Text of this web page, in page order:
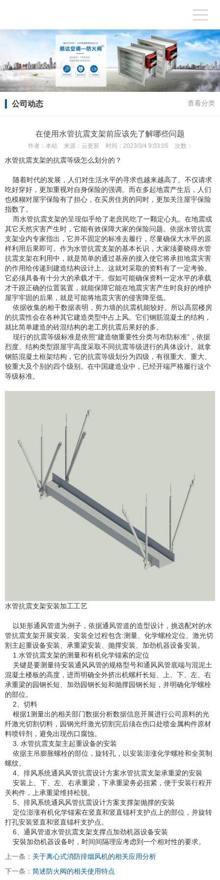
公司动态 查看分类
在使用水管抗震支架前应该先了解哪些问题
作者： 本站 来源： 云更新 时间： 2023/3/4 9:03:05 次数：
水管抗震支架的抗震等级怎么划分的？
随着时代的发展，人们对生活水平的寻求也越来越高了。不仅请求
吃好穿好，更加重视对自身保险的强调。而在多起地震产生后，人们
也模糊对屋宇保险有了担心，在买房住房的同时，更加关注屋宇保险
指数了。
而水管抗震支架的呈现似乎给了老庶民吃了一颗定心丸。在地震或
其它天然灾害产生时，它能有效保障大家的保险问题。依据水管抗震
支架业内专家指出，它并不固定的标准去履行，尽量确保大水平的原
样利用后果即可。作为水管抗震支架的基本长识，大家须要晓得水管
抗震支架在利用中，就是简单的通过基座的接入使它将承担地震灾害
的作用给传递到建造结构设计上。这就对采取的资料有了一定考验。
它必须具备有十分大的承载才干。假如可能确保资料一定水平的承载
才干跟正确的位置装置，就能保障它能在地震灾害产生时良好的维护
屋宇牢固的后果，就是可能将地震灾害的侵害降至低。
依据收集的相干数据表明，剪力墙的抗震机能较好。所以高层楼房
的抗震性会在各种其它建造类型中占上风。它们钢筋混凝土的结构，
就比简单建造的砖混结构的老工房抗震后果好的多。
现行的抗震等级标准是依照“建造物重要性分类与布防标准”，依据
烈度、结构类型跟屋宇高度采取不同抗震等级进行的具体设计。就拿
钢筋混凝土框架结构，它的抗震等级划分为四级，有很重大、重大、
较重大及个别的四个级别。在中国建造业中，已经开端严格履行这个
等级标准。
水管抗震支架安装加工工艺
以矩形通风管道为例子，依据通风管道的造型设计，挑选配对的水
管抗震支架开展安装。安装全过程包含:测量、化学螺栓定位、激光切
割主起重设备安装、承重梁安装、抛撑安装、加劲机器设备安装。
1.水管抗震支架的测量和有机化学锚索的定位
关键是要测量待安装通风风管的规格型号和通风风管底端与混泥土
混凝土楼板的高度，进而明确全外挤出机螺杆长短、上、下、左、右
承重梁的园钢长短、加劲园钢长短和抛撑园钢长短，并明确化学螺栓
的部位。
2、切料
根据1测量出的相关部门数据分析数据信息开展进行公司原料的光
纤激光切割切料，园钢光纤激光切割完后须在伤口处喷金属构件原材
料喷锌剂，避免出现伤口腐蚀。
3. 水管抗震支架主起重设备的安装
依据主吊膨胀螺栓的部位，旋转孔，以安装澎涨化学螺栓和全英制
螺纹。
4、排风系统通风风管抗震设计方案水管抗震支架承重梁的安裝
安装上、下、左、右承重梁，下承重梁务必扭紧，便于安装行程开
关构件，上承重梁维持松脱。
5、排风系统通风风管抗震设计方案支撑架抛撑的安裝
定位澎涨有机化学锚索在竖直和竖直锚杆支护点上的部位，并旋转
打孔安装竖直和竖直锚杆支护点。
6、通风管道水管抗震支架支撑点加劲机器设备安装
安裝加劲机器设备时，时间间隔理应考虑到一个相对性的要求。
上一条： 关于离心式消防排烟风机的相关应用分析
下一条： 简述防火阀的相关使用特点